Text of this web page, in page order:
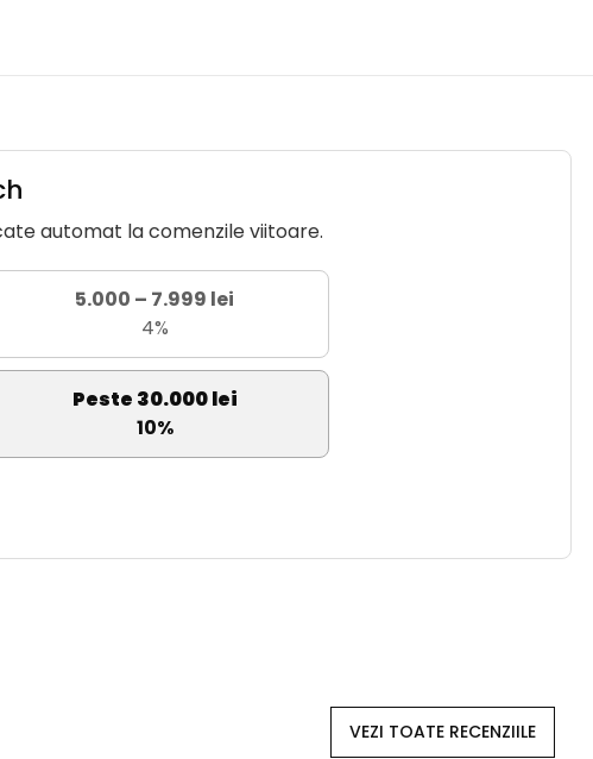
automat la comenzile viitoare.
5.000 – 7.999 lei
4%
Peste 30.000 lei
10%
VEZI TOATE RECENZIILE